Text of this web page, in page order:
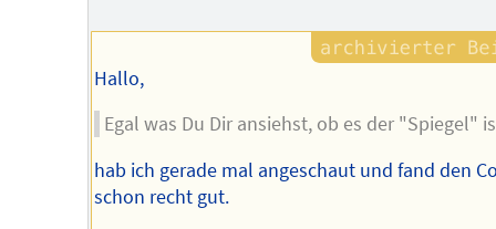
Hallo,
Egal was Du Dir ansiehst, ob es der "Spiegel"
hab ich gerade mal angeschaut und fand den
schon recht gut.